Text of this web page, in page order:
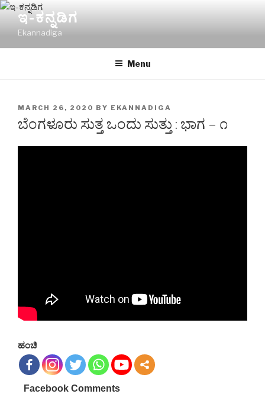
Skip
content
ಇ-ಕನ್ನಡಿಗ
Ekannadiga
Menu
POSTED
ON
MARCH 26, 2020 BY EKANNADIGA
ಬೆಂಗಳೂರು ಸುತ್ತ ಒಂದು ಸುತ್ತು : ಭಾಗ – ೧
ಹಂಚಿ
Facebook Comments